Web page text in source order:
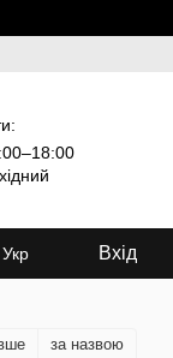
Укр Вхід
за назвою